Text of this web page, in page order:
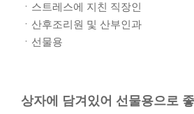
ㆍ스트레스에 지친 직장인
ㆍ산후조리원 및 산부인과
ㆍ선물용
상자에 담겨있어 선물용으로